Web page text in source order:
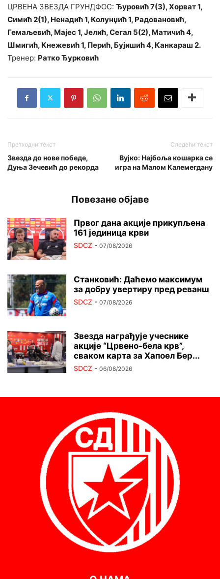
ЦРВЕНА ЗВЕЗДА ГРУНДФОС: Ђуровић 7(3), Хорват 1,
Симић 2(1), Ненадић 1, Колунџић 1, Радовановић,
Гемаљевић, Мајес 1, Јелић, Сегал 5(2), Матичић 4,
Шмигић, Кнежевић 1, Перић, Бујишић 4, Канкараш 2.
Тренер: Ратко Ђурковић
Претходни текст
Звезда до нове победе,
Дуња Зечевић до рекорда
Следећи текст
Вујко: Најбоља кошарка се
игра на Малом Калемегдану
Повезане објаве
Првог дана акције прикупљена
161 јединица крви
SDCZ - 07/08/2026
Станковић: Даћемо максимум
за добру увертиру пред реванш
SDCZ - 07/08/2026
Звезда награђује учеснике
акције “Црвено-бела крв”,
сваком карта за Хапоел Бер...
SDCZ - 06/08/2026